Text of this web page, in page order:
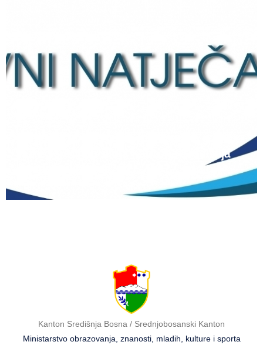
razred srednjih škola Kantona Središnja
Bosna u školskoj 2026./2027. godini
Kanton Središnja Bosna / Srednjobosanski Kanton
Ministarstvo obrazovanja, znanosti, mladih, kulture i sporta